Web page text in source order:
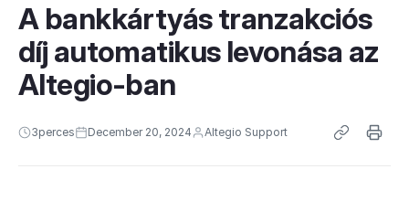
A bankkártyás tranzakciós
díj automatikus levonása az
Altegio-ban
3perces December 20, 2024 Altegio Support